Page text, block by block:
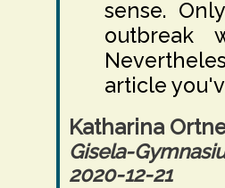
sense.
outbreak
article
Katharina
Gisela-
2020-12-21